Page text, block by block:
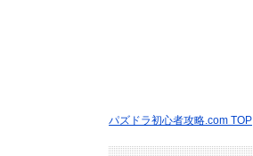
パズドラ初心者攻略.com TOP